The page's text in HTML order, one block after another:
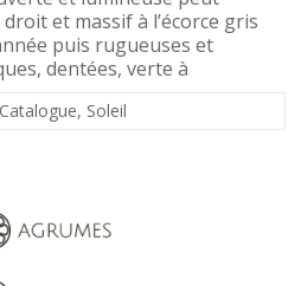
et massif à l’écorce gris
puis rugueuses et
dentées, verte à
Catalogue, Soleil